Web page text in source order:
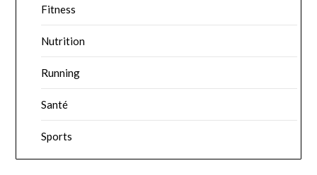
Fitness
Nutrition
Running
Santé
Sports